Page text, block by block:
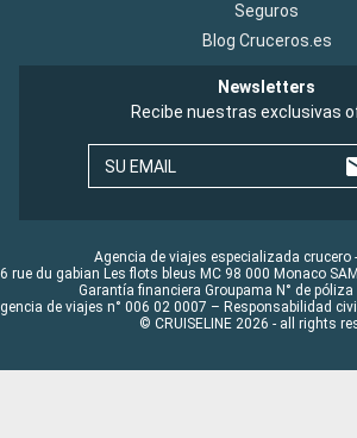
Seguros
Blog Cruceros.es
Newsletters
Recibe nuestras exclusivas
SU EMAIL
Agencia de viajes especializada crucero -
rue du gabian Les flots bleus MC 98 000 Monaco
Garantía financiera Groupama N° de
de viajes n° 006 02 0007 – Responsabilidad
© CRUISELINE 2026 - all rights